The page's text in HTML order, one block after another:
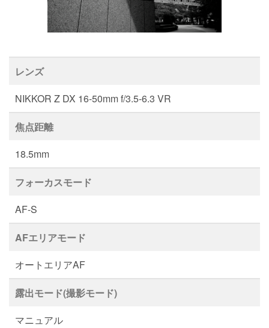
レンズ
NIKKOR Z DX 16-50mm f/3.5-6.3 VR
焦点距離
18.5mm
フォーカスモード
AF-S
AFエリアモード
オートエリアAF
露出モード(撮影モード)
マニュアル